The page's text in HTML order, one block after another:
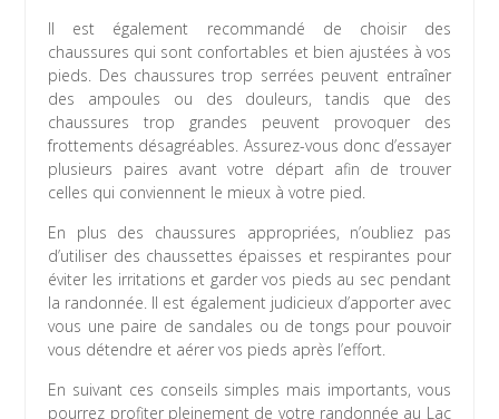
Il est également recommandé de choisir des
chaussures qui sont confortables et bien ajustées à vos
pieds. Des chaussures trop serrées peuvent entraîner
des ampoules ou des douleurs, tandis que des
chaussures trop grandes peuvent provoquer des
frottements désagréables. Assurez-vous donc d’essayer
plusieurs paires avant votre départ afin de trouver
celles qui conviennent le mieux à votre pied.
En plus des chaussures appropriées, n’oubliez pas
d’utiliser des chaussettes épaisses et respirantes pour
éviter les irritations et garder vos pieds au sec pendant
la randonnée. Il est également judicieux d’apporter avec
vous une paire de sandales ou de tongs pour pouvoir
vous détendre et aérer vos pieds après l’effort.
En suivant ces conseils simples mais importants, vous
pourrez profiter pleinement de votre randonnée au Lac